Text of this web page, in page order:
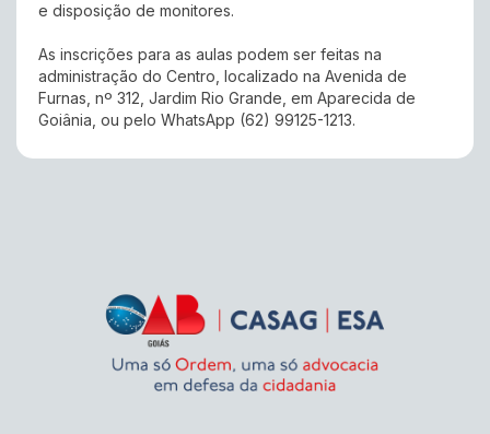
e disposição de monitores.
As inscrições para as aulas podem ser feitas na
administração do Centro, localizado na Avenida de
Furnas, nº 312, Jardim Rio Grande, em Aparecida de
Goiânia, ou pelo WhatsApp (62) 99125-1213.